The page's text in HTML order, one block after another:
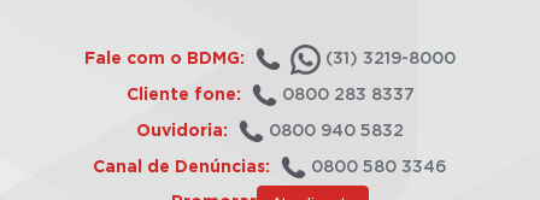
Fale com o BDMG: (31) 3219-8000
Cliente fone: 0800 283 8337
Ouvidoria: 0800 940 5832
Canal de Denúncias: 0800 580 3346